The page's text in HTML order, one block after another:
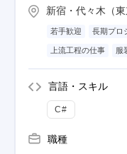
新宿・代々木（東
若手歓迎 長期プロ
上流工程の仕事 服
言語・スキル
C#
職種